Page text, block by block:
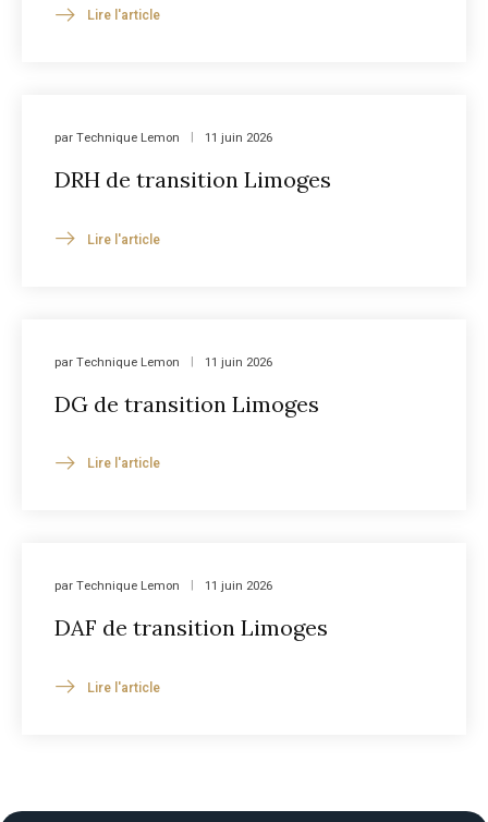
Lire l'article
parTechnique Lemon 11 juin 2026
DRH de transition Limoges
Lire l'article
parTechnique Lemon 11 juin 2026
DG de transition Limoges
Lire l'article
parTechnique Lemon 11 juin 2026
DAF de transition Limoges
Lire l'article